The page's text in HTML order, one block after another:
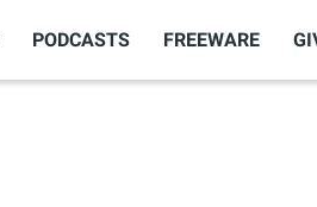
PODCASTS FREEWARE